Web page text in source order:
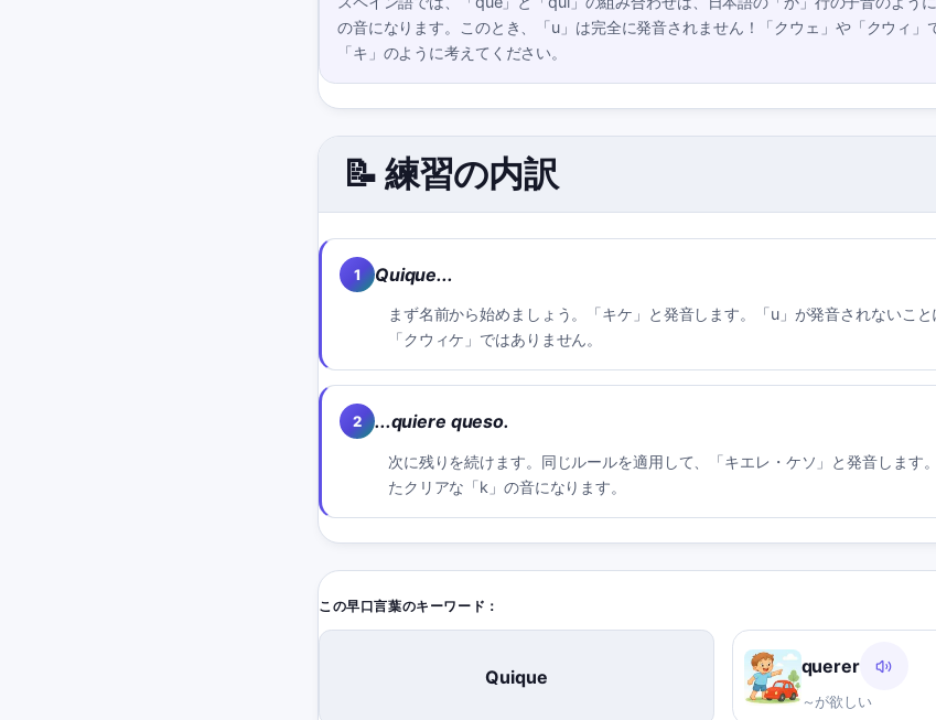
の音になります。このとき、「u」は完全に発音されません！「クウェ」や「クウィ」
「キ」のように考えてください。
📝 練習の内訳
1 Quique...
まず名前から始めましょう。「キケ」と発音します。「u」が発音されないこと
「クウィケ」ではありません。
2 ...quiere queso.
次に残りを続けます。同じルールを適用して、「キエレ・ケソ」と発音します
たクリアな「k」の音になります。
この早口言葉のキーワード：
Quique querer
～が欲しい